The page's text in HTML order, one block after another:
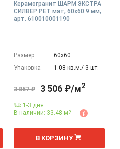
Керамогранит ШАРМ ЭКСТРА
СИЛВЕР РЕТ мат, 60x60 9 мм,
арт. 610010001190
Размер
60х60
Упаковка
1.08 кв.м./ 3 шт.
3 857 ₽ 3 506 ₽/м2
1-3 дня
В наличии: 33.48 м2
м
В КОРЗИНУ